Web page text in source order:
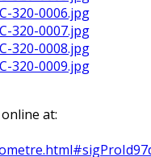
at: